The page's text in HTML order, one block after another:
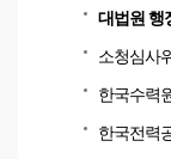
대법원 행
소청심사
한국수력
한국전력